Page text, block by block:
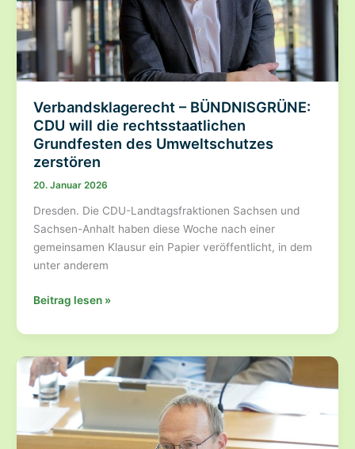
höchstem
Schutz
von
Mensch,
Natur
und
Region
Verbandsklagerecht – BÜNDNISGRÜNE:
CDU will die rechtsstaatlichen
Grundfesten des Umweltschutzes
zerstören
20. Januar 2026
Dresden. Die CDU-Landtagsfraktionen Sachsen und
Sachsen-Anhalt haben diese Woche nach einer
gemeinsamen Klausur ein Papier veröffentlicht, in dem
unter anderem
Verbandsklagerecht
BÜNDNISGRÜNE:
CDU
will
die
rechtsstaatlichen
Grundfesten
Beitrag lesen »